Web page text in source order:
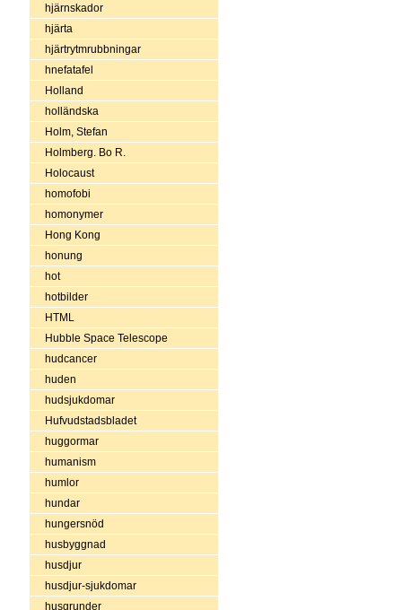
hjärnskador
hjärta
hjärtrytmrubbningar
hnefatafel
Holland
holländska
Holm, Stefan
Holmberg. Bo R.
Holocaust
homofobi
homonymer
Hong Kong
honung
hot
hotbilder
HTML
Hubble Space Telescope
hudcancer
huden
hudsjukdomar
Hufvudstadsbladet
huggormar
humanism
humlor
hundar
hungersnöd
husbyggnad
husdjur
husdjur-sjukdomar
husgrunder